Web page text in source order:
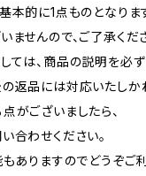
本的に1点ものとなりま
ませんので、ご了承くだ
ては、商品の説明を必ず
返品には対応いたしか
がございましたら、
合わせください。
もありますのでどうぞご